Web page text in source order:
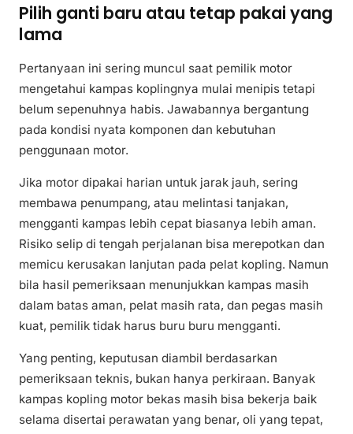
Pilih ganti baru atau tetap pakai yang
lama
Pertanyaan ini sering muncul saat pemilik motor
mengetahui kampas koplingnya mulai menipis tetapi
belum sepenuhnya habis. Jawabannya bergantung
pada kondisi nyata komponen dan kebutuhan
penggunaan motor.
Jika motor dipakai harian untuk jarak jauh, sering
membawa penumpang, atau melintasi tanjakan,
mengganti kampas lebih cepat biasanya lebih aman.
Risiko selip di tengah perjalanan bisa merepotkan dan
memicu kerusakan lanjutan pada pelat kopling. Namun
bila hasil pemeriksaan menunjukkan kampas masih
dalam batas aman, pelat masih rata, dan pegas masih
kuat, pemilik tidak harus buru buru mengganti.
Yang penting, keputusan diambil berdasarkan
pemeriksaan teknis, bukan hanya perkiraan. Banyak
kampas kopling motor bekas masih bisa bekerja baik
selama disertai perawatan yang benar, oli yang tepat,